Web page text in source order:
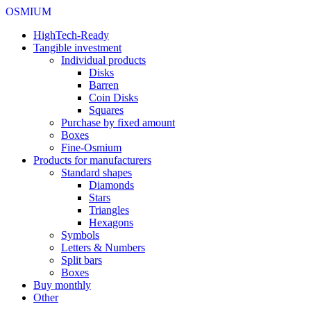
OSMIUM
HighTech-Ready
Tangible investment
Individual products
Disks
Barren
Coin Disks
Squares
Purchase by fixed amount
Boxes
Fine-Osmium
Products for manufacturers
Standard shapes
Diamonds
Stars
Triangles
Hexagons
Symbols
Letters & Numbers
Split bars
Boxes
Buy monthly
Other